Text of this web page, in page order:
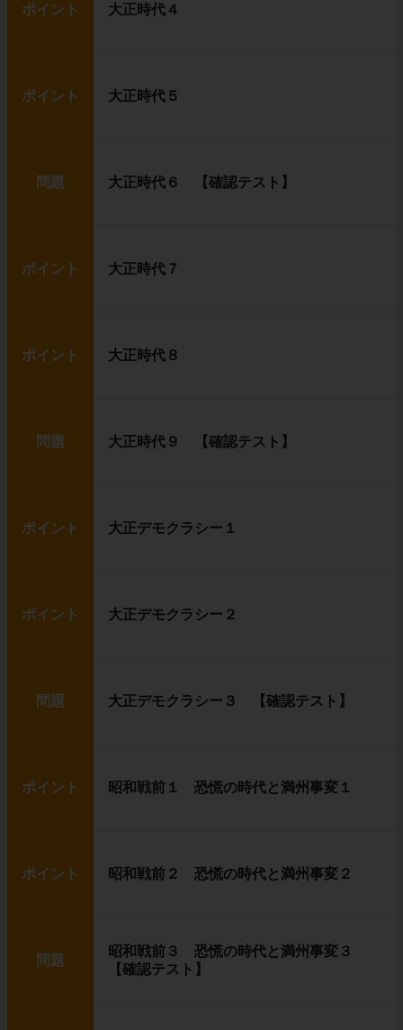
ポイント 大正時代４
ポイント 大正時代５
問題 大正時代６ 【確認テスト】
ポイント 大正時代７
ポイント 大正時代８
問題 大正時代９ 【確認テスト】
ポイント 大正デモクラシー１
ポイント 大正デモクラシー２
問題 大正デモクラシー３ 【確認テスト】
ポイント 昭和戦前１ 恐慌の時代と満州事変１
ポイント 昭和戦前２ 恐慌の時代と満州事変２
問題
昭和戦前３ 恐慌の時代と満州事変３
【確認テスト】